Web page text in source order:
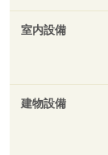
室内設備
建物設備